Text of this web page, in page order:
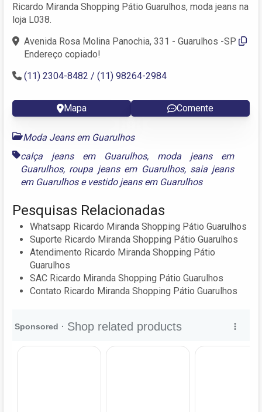
Ricardo Miranda Shopping Pátio Guarulhos, moda jeans na
loja L038.
Avenida Rosa Molina Panochia, 331 - Guarulhos -SP
Endereço copiado!
(11) 2304-8482 / (11) 98264-2984
Mapa Comente
Moda Jeans em Guarulhos
calça jeans em Guarulhos, moda jeans em
Guarulhos, roupa jeans em Guarulhos, saia jeans
em Guarulhose vestido jeans em Guarulhos
Pesquisas Relacionadas
Whatsapp Ricardo Miranda Shopping Pátio Guarulhos
Suporte Ricardo Miranda Shopping Pátio Guarulhos
Atendimento Ricardo Miranda Shopping Pátio
Guarulhos
SAC Ricardo Miranda Shopping Pátio Guarulhos
Contato Ricardo Miranda Shopping Pátio Guarulhos